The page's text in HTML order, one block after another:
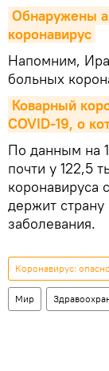
Обнаружены
коронавирус
Напомним,
больных
Коварный
COVID-19, о
По данным на
почти у 122,5
коронавируса
держит
заболевания.
Коронавирус:
Мир